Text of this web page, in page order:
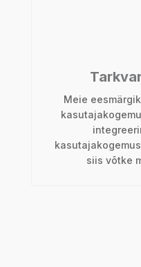
Meie
siis võtke